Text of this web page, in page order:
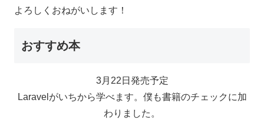
よろしくおねがいします！
おすすめ本
3月22日発売予定
Laravelがいちから学べます。僕も書籍のチェックに加
わりました。